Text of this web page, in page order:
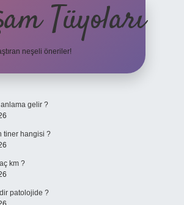
Tüyoları
neşeli öneriler!
gelir ?
tiner hangisi ?
km ?
patolojide ?